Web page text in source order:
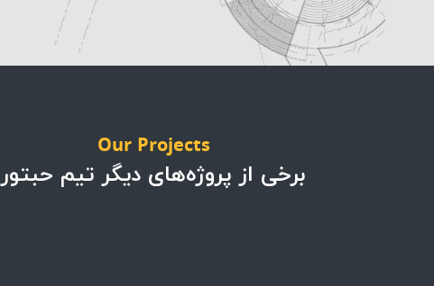
Our Projects
برخی از پروژه‌های دیگر تیم حبتور